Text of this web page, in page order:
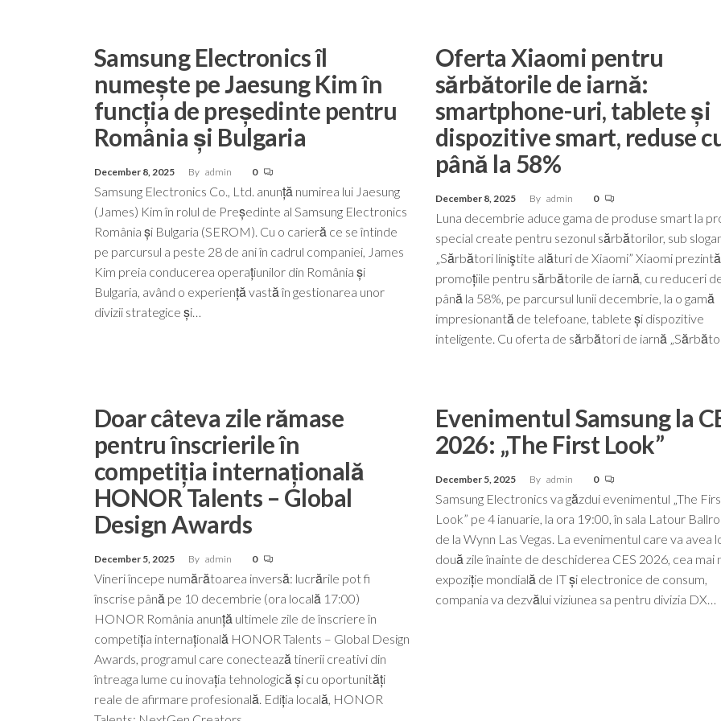
Samsung Electronics îl
numește pe Jaesung Kim în
funcția de președinte pentru
România și Bulgaria
December 8, 2025 By admin 0
Samsung Electronics Co., Ltd. anunță numirea lui Jaesung
(James) Kim în rolul de Președinte al Samsung Electronics
România și Bulgaria (SEROM). Cu o carieră ce se întinde
pe parcursul a peste 28 de ani în cadrul companiei, James
Kim preia conducerea operațiunilor din România și
Bulgaria, având o experiență vastă în gestionarea unor
divizii strategice și…
Oferta Xiaomi pentru
sărbătorile de iarnă:
smartphone-uri, tablete și
dispozitive smart, reduse
până la 58%
December 8, 2025 By admin 0
Luna decembrie aduce gama de produse smart la
special create pentru sezonul sărbătorilor, sub
„Sărbători liniştite alături de Xiaomi” Xiaomi prezintă
promoțiile pentru sărbătorile de iarnă, cu reduceri
până la 58%, pe parcursul lunii decembrie, la o gamă
impresionantă de telefoane, tablete și dispozitive
inteligente. Cu oferta de sărbători de iarnă
Doar câteva zile rămase
pentru înscrierile în
competiția internațională
HONOR Talents – Global
Design Awards
December 5, 2025 By admin 0
Vineri începe numărătoarea inversă: lucrările pot fi
înscrise până pe 10 decembrie (ora locală 17:00)
HONOR România anunță ultimele zile de înscriere în
competiția internațională HONOR Talents – Global Design
Awards, programul care conectează tinerii creativi din
întreaga lume cu inovația tehnologică și cu oportunități
reale de afirmare profesională. Ediția locală, HONOR
Evenimentul Samsung la
2026: „The First Look”
December 5, 2025 By admin 0
Samsung Electronics va găzdui evenimentul „The
Look” pe 4 ianuarie, la ora 19:00, în sala Latour
de la Wynn Las Vegas. La evenimentul care va avea
două zile înainte de deschiderea CES 2026, cea mai
expoziție mondială de IT și electronice de consum,
compania va dezvălui viziunea sa pentru divizia DX…